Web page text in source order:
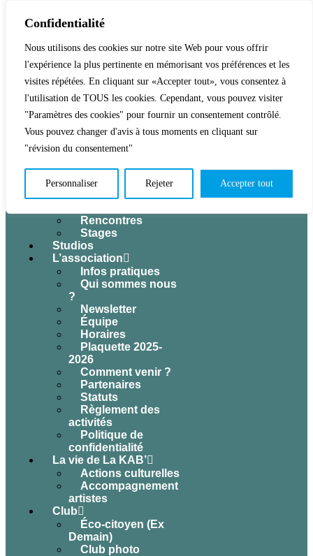
Confidentialité
Nous utilisons des cookies sur notre site Web pour vous offrir
l'expérience la plus pertinente en mémorisant vos préférences et les
visites répétées. En cliquant sur «Accepter tout», vous consentez à
l'utilisation de TOUS les cookies. Cependant, vous pouvez visiter
"Paramètres des cookies" pour fournir un consentement contrôlé.
Vous pouvez changer d'avis à tous moments en cliquant sur
"révision du consentement"
Personnaliser Rejeter Accepter tout
Accueil
Activités & Inscriptions
Billetterie
Tous les
événements
Concerts
Jeune public
Théâtre
Conférences
Rencontres
Stages
Studios
L’association
Infos pratiques
Qui sommes nous
?
Newsletter
Équipe
Horaires
Plaquette 2025-
2026
Comment venir ?
Partenaires
Statuts
Règlement des
activités
Politique de
confidentialité
La vie de La KAB’
Actions culturelles
Accompagnement
artistes
Club
Éco-citoyen (Ex
Demain)
Club photo